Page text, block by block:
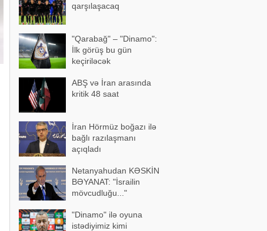
qarşılaşacaq
"Qarabağ" – "Dinamo":
İlk görüş bu gün
keçiriləcək
ABŞ və İran arasında
kritik 48 saat
İran Hörmüz boğazı ilə
bağlı razılaşmanı
açıqladı
Netanyahudan KƏSKİN
BƏYANAT: "İsrailin
mövcudluğu..."
"Dinamo" ilə oyuna
istədiyimiz kimi